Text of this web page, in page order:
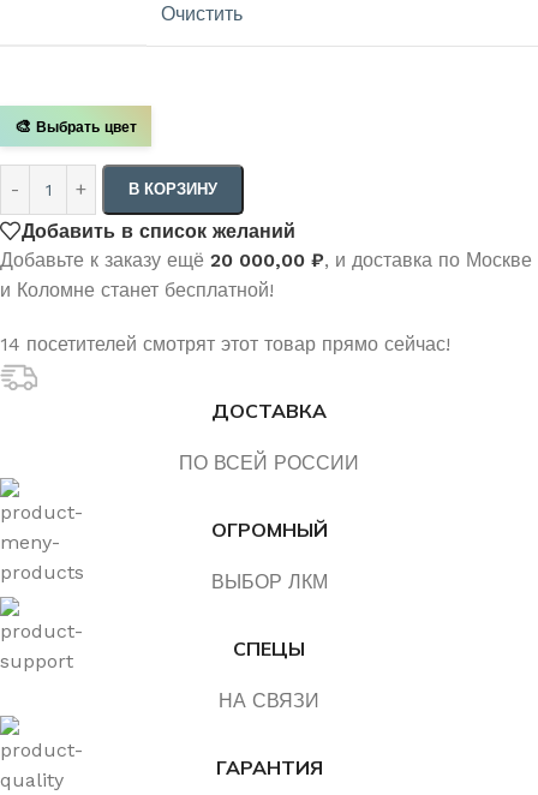
Очистить
🎨 Выбрать цвет
В КОРЗИНУ
Добавить в список желаний
Добавьте к заказу ещё 20 000,00 ₽, и доставка по Москве
и Коломне станет бесплатной!
14 посетителей смотрят этот товар прямо сейчас!
ДОСТАВКА
ПО ВСЕЙ РОССИИ
ОГРОМНЫЙ
ВЫБОР ЛКМ
СПЕЦЫ
НА СВЯЗИ
ГАРАНТИЯ